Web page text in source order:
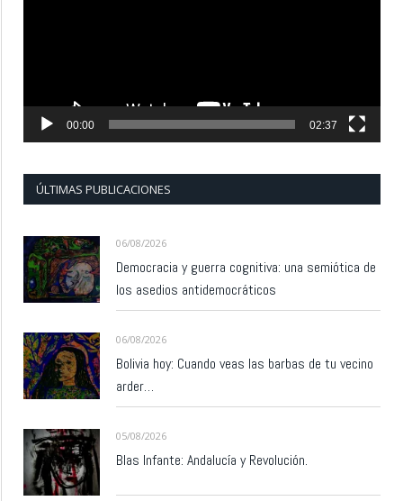
00:00 02:37
ÚLTIMAS PUBLICACIONES
06/08/2026
Democracia y guerra cognitiva: una semiótica de
los asedios antidemocráticos
06/08/2026
Bolivia hoy: Cuando veas las barbas de tu vecino
arder…
05/08/2026
Blas Infante: Andalucía y Revolución.